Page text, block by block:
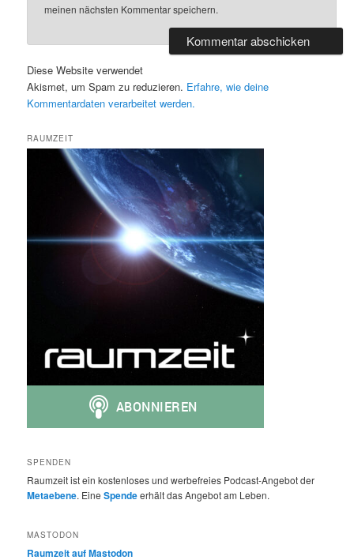
meinen nächsten Kommentar speichern.
Diese Website verwendet
Akismet, um Spam zu reduzieren. Erfahre, wie deine
Kommentardaten verarbeitet werden.
RAUMZEIT
SPENDEN
Raumzeit ist ein kostenloses und werbefreies Podcast-Angebot der
Metaebene. EineSpendeerhält das Angebot am Leben.
MASTODON
Raumzeit auf Mastodon